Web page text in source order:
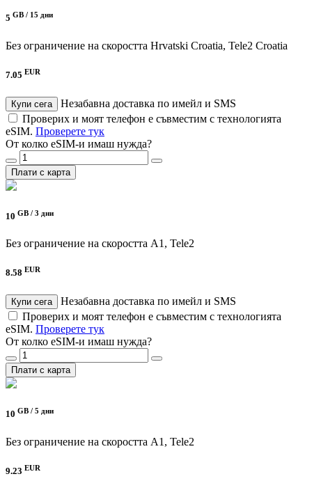
5 GB / 15 дни
Без ограничение на скоростта Hrvatski Croatia, Tele2 Croatia
7.05 EUR
Купи сега
Незабавна доставка по имейл и SMS
Проверих и моят телефон е съвместим с технологията
eSIM. Проверете тук
От колко eSIM-и имаш нужда?
Плати с карта
10 GB / 3 дни
Без ограничение на скоростта A1, Tele2
8.58 EUR
Купи сега
Незабавна доставка по имейл и SMS
Проверих и моят телефон е съвместим с технологията
eSIM. Проверете тук
От колко eSIM-и имаш нужда?
Плати с карта
10 GB / 5 дни
Без ограничение на скоростта A1, Tele2
9.23 EUR